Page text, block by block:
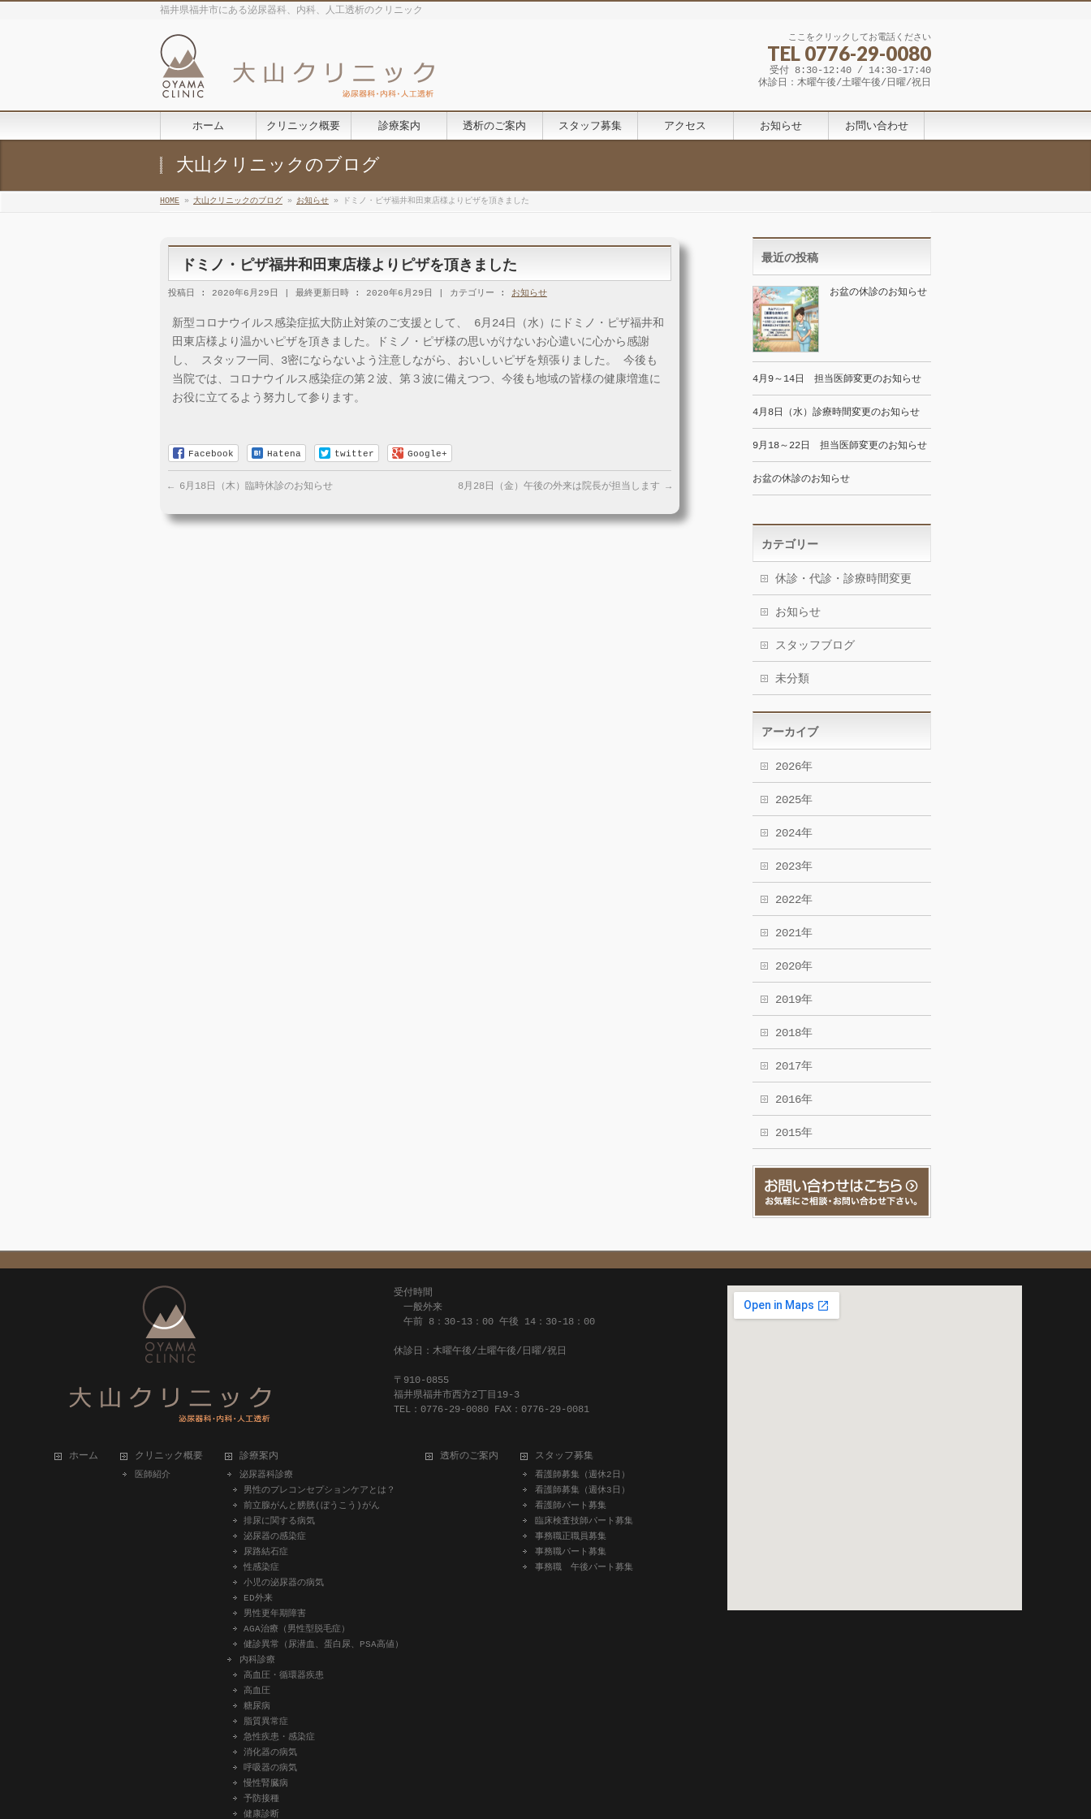
福井県福井市にある泌尿器科、内科、人工透析のクリニック
ここをクリックしてお電話ください
TEL 0776-29-0080
受付 8:30-12:40 / 14:30-17:40
休診日：木曜午後/土曜午後/日曜/祝日
ホーム クリニック概要 診療案内 透析のご案内 スタッフ募集 アクセス お知らせ お問い合わせ
大山クリニックのブログ
HOME » 大山クリニックのブログ » お知らせ » ドミノ・ピザ福井和田東店様よりピザを頂きました
ドミノ・ピザ福井和田東店様よりピザを頂きました
投稿日 : 2020年6月29日 最終更新日時 : 2020年6月29日 カテゴリー : お知らせ
新型コロナウイルス感染症拡大防止対策のご支援として、 6月24日（水）にドミノ・ピザ福井和
田東店様より温かいピザを頂きました。ドミノ・ピザ様の思いがけないお心遣いに心から感謝
し、 スタッフ一同、3密にならないよう注意しながら、おいしいピザを頬張りました。 今後も
当院では、コロナウイルス感染症の第２波、第３波に備えつつ、今後も地域の皆様の健康増進に
お役に立てるよう努力して参ります。
Facebook Hatena twitter Google+
← 6月18日（木）臨時休診のお知らせ 8月28日（金）午後の外来は院長が担当します →
最近の投稿
お盆の休診のお知らせ
4月9～14日 担当医師変更のお知らせ
4月8日（水）診療時間変更のお知らせ
9月18～22日 担当医師変更のお知らせ
お盆の休診のお知らせ
カテゴリー
休診・代診・診療時間変更
お知らせ
スタッフブログ
未分類
アーカイブ
2026年
2025年
2024年
2023年
2022年
2021年
2020年
2019年
2018年
2017年
2016年
2015年
受付時間
一般外来
午前 8：30-13：00 午後 14：30-18：00
休診日：木曜午後/土曜午後/日曜/祝日
〒910-0855
福井県福井市西方2丁目19-3
TEL：0776-29-0080 FAX：0776-29-0081
ホーム クリニック概要
医師紹介
診療案内
泌尿器科診療
男性のプレコンセプションケアとは？
前立腺がんと膀胱(ぼうこう)がん
排尿に関する病気
泌尿器の感染症
尿路結石症
性感染症
小児の泌尿器の病気
ED外来
男性更年期障害
AGA治療（男性型脱毛症）
健診異常（尿潜血、蛋白尿、PSA高値）
内科診療
高血圧・循環器疾患
高血圧
糖尿病
脂質異常症
急性疾患・感染症
消化器の病気
呼吸器の病気
慢性腎臓病
予防接種
健康診断
透析のご案内 スタッフ募集
看護師募集（週休2日）
看護師募集（週休3日）
看護師パート募集
臨床検査技師パート募集
事務職正職員募集
事務職パート募集
事務職 午後パート募集